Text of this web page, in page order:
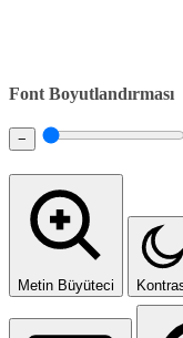
Font Boyutlandırması
−
Metin Büyüteci